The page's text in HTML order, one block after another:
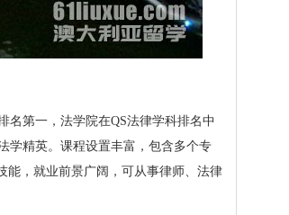
第一，法学院在QS法律学科排名中
学精英。课程设置丰富，包含多个专
能，就业前景广阔，可从事律师、法律